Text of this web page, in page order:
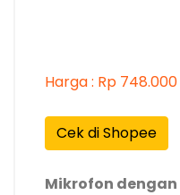
Harga : Rp 748.000
Cek di Shopee
Mikrofon